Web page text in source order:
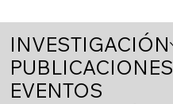
INVESTIGACIÓN
PUBLICACIONES
EVENTOS